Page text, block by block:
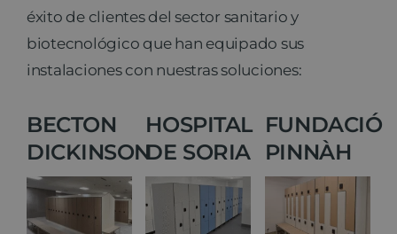
éxito de clientes del sector sanitario y
biotecnológico que han equipado sus
instalaciones con nuestras soluciones:
BECTON
DICKINSON
HOSPITAL
DE SORIA
FUNDACIÓ
PINNÀH